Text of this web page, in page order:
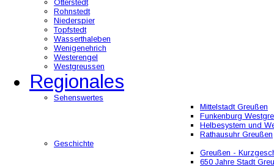
Otterstedt
Rohnstedt
Niederspier
Topfstedt
Wasserthaleben
Wenigenehrich
Westerengel
Westgreussen
Regionales
Sehenswertes
Mittelstadt Greußen
Funkenburg
Helbesystem und
Rathausuhr Greußen
Geschichte
Greußen -
650 Jahre Stadt